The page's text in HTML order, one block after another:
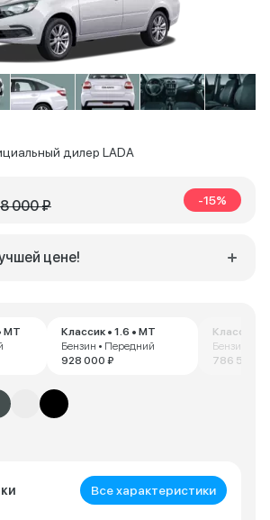
MT
Классик • 1.6 • MT
Бензин • Передний
928 000 ₽
Классик •
Бензин •
786 526 ₽
Все характеристики
дилер LADA
000 ₽ -15%
цене!